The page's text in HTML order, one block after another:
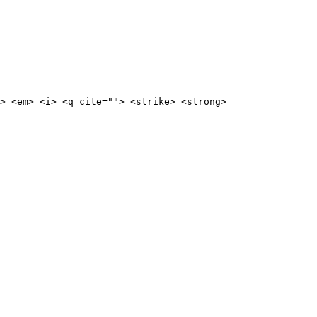
<i> <q cite=""> <strike> <strong>